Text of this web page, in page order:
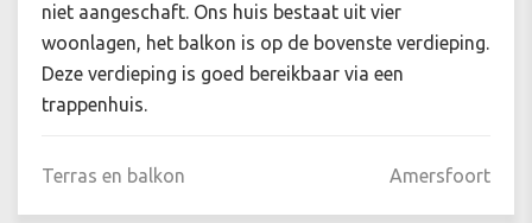
niet aangeschaft. Ons huis bestaat uit vier
woonlagen, het balkon is op de bovenste verdieping.
Deze verdieping is goed bereikbaar via een
trappenhuis.
Terras en balkon Amersfoort